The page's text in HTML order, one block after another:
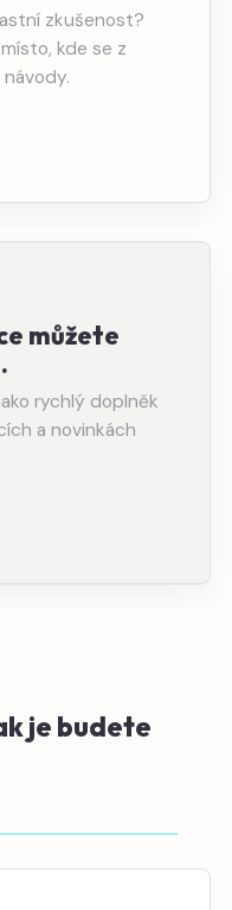
zkušenost?
kde se z
můžete
rychlý doplněk
a novinkách
je budete